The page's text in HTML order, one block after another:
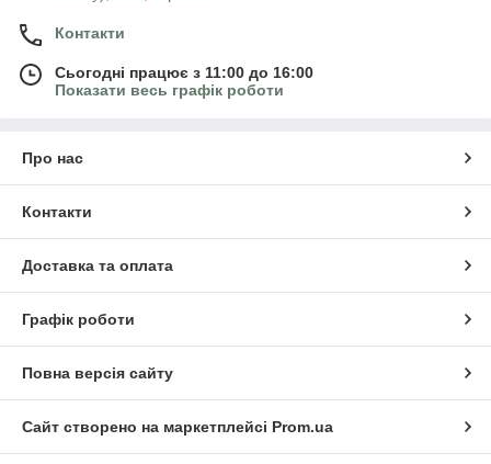
Контакти
Сьогодні працює з 11:00 до 16:00
Показати весь графік роботи
Про нас
Контакти
Доставка та оплата
Графік роботи
Повна версія сайту
Сайт створено на маркетплейсі Prom.ua